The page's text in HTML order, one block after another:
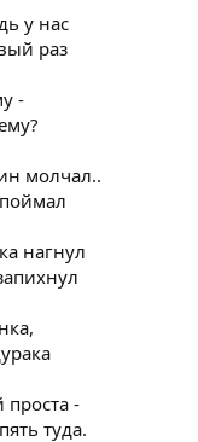
у нас
раз
-
молчал..
нагнул
проста -
туда.